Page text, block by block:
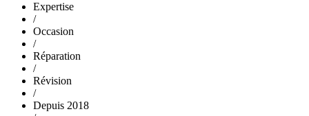
Expertise
/
Occasion
/
Réparation
/
Révision
/
Depuis 2018